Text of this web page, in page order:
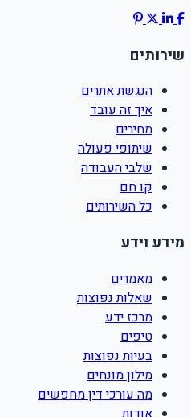
שירותים
הנגשת אתרים
איך זה עובד
מחירים
שיתופי פעולה
שלבי העבודה
קו חם
כל השירותים
מידע וידע
מאמרים
שאלות נפוצות
מרכז ידע
טיפים
בעיות נפוצות
מילון מונחים
מה עורכי דין מחפשים